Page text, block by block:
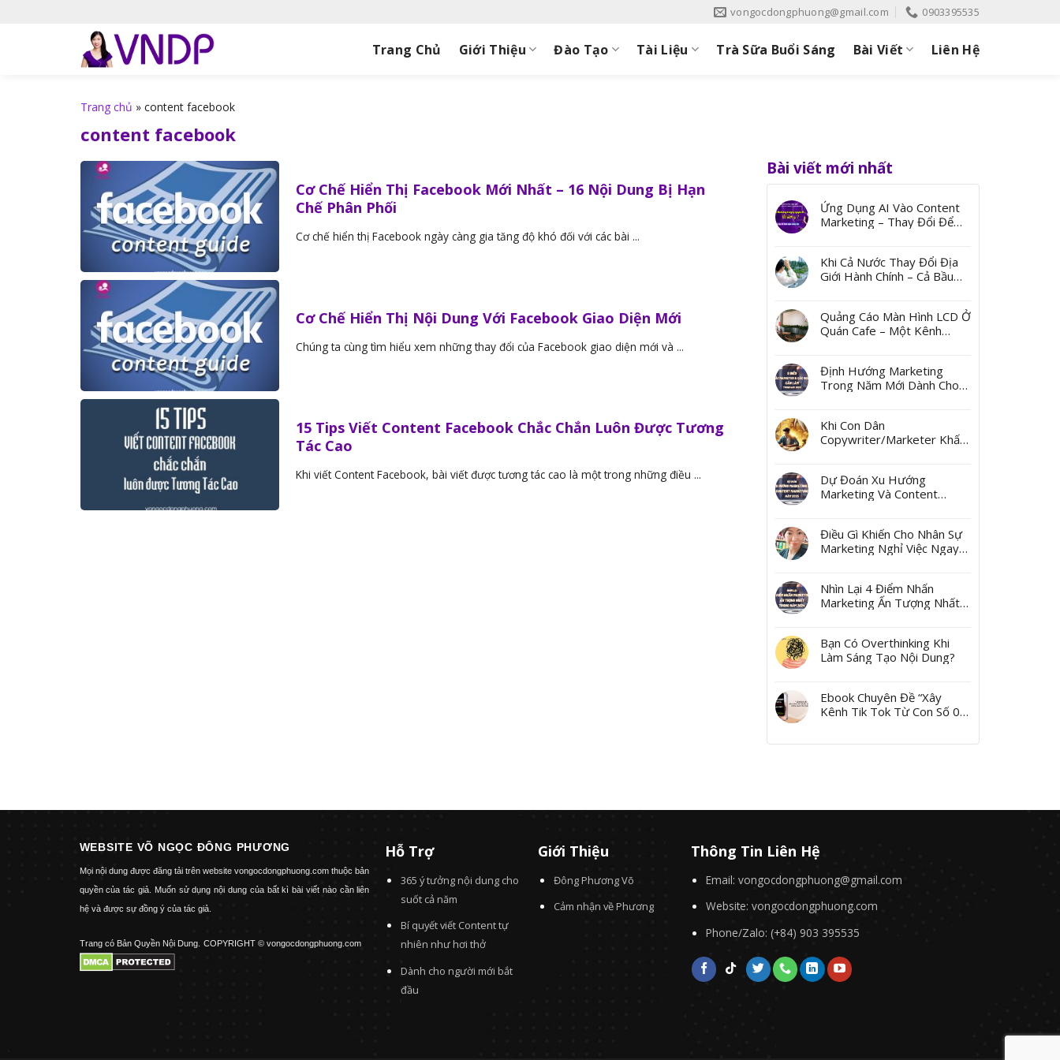
vongocdongphuong@gmail.com 0903395535
Trang Chủ Giới Thiệu Đào Tạo Tài Liệu Trà Sữa Buổi Sáng Bài Viết Liên Hệ
Trang chủ » content facebook
content facebook
Cơ Chế Hiển Thị Facebook Mới Nhất – 16 Nội Dung Bị Hạn
Chế Phân Phối
Cơ chế hiển thị Facebook ngày càng gia tăng độ khó đối với các bài ...
Cơ Chế Hiển Thị Nội Dung Với Facebook Giao Diện Mới
Chúng ta cùng tìm hiểu xem những thay đổi của Facebook giao diện mới và ...
15 Tips Viết Content Facebook Chắc Chắn Luôn Được Tương
Tác Cao
Khi viết Content Facebook, bài viết được tương tác cao là một trong những điều ...
Bài viết mới nhất
Ứng Dụng AI Vào Content
Marketing – Thay Đổi Để
Khi Cả Nước Thay Đổi Địa
Giới Hành Chính – Cả Bầu
Quảng Cáo Màn Hình LCD Ở
Quán Cafe – Một Kênh
Định Hướng Marketing
Trong Năm Mới Dành Cho
Khi Con Dân
Copywriter/Marketer Khấn
Dự Đoán Xu Hướng
Marketing Và Content
Điều Gì Khiến Cho Nhân Sự
Marketing Nghỉ Việc Ngay
Nhìn Lại 4 Điểm Nhấn
Marketing Ấn Tượng Nhất
Bạn Có Overthinking Khi
Làm Sáng Tạo Nội Dung?
Ebook Chuyên Đề “Xây
Kênh Tik Tok Từ Con Số 0,
WEBSITE VÕ NGỌC ĐÔNG PHƯƠNG
Mọi nội dung được đăng tải trên website vongocdongphuong.com thuộc bản
quyền của tác giả. Muốn sử dụng nội dung của bất kì bài viết nào cần liên
hệ và được sự đồng ý của tác giả.
Trang có Bản Quyền Nội Dung. COPYRIGHT © vongocdongphuong.com
Hỗ Trợ
365 ý tưởng nội dung cho
suốt cả năm
Bí quyết viết Content tự
nhiên như hơi thở
Dành cho người mới bắt
đầu
Giới Thiệu
Đông Phương Võ
Cảm nhận về Phương
Thông Tin Liên Hệ
Email: vongocdongphuong@gmail.com
Website: vongocdongphuong.com
Phone/Zalo: (+84) 903 395535